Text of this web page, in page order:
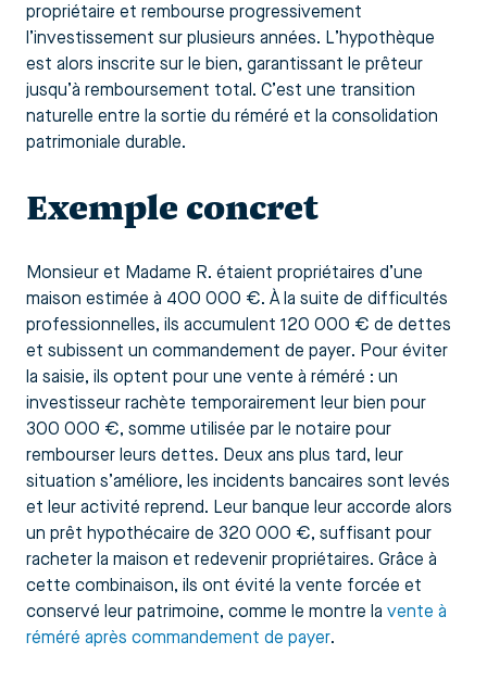
propriétaire et rembourse progressivement
l’investissement sur plusieurs années. L’hypothèque
est alors inscrite sur le bien, garantissant le prêteur
jusqu’à remboursement total. C’est une transition
naturelle entre la sortie du réméré et la consolidation
patrimoniale durable.
Exemple concret
Monsieur et Madame R. étaient propriétaires d’une
maison estimée à 400 000 €. À la suite de difficultés
professionnelles, ils accumulent 120 000 € de dettes
et subissent un commandement de payer. Pour éviter
la saisie, ils optent pour une vente à réméré : un
investisseur rachète temporairement leur bien pour
300 000 €, somme utilisée par le notaire pour
rembourser leurs dettes. Deux ans plus tard, leur
situation s’améliore, les incidents bancaires sont levés
et leur activité reprend. Leur banque leur accorde alors
un prêt hypothécaire de 320 000 €, suffisant pour
racheter la maison et redevenir propriétaires. Grâce à
cette combinaison, ils ont évité la vente forcée et
conservé leur patrimoine, comme le montre la vente à
réméré après commandement de payer.